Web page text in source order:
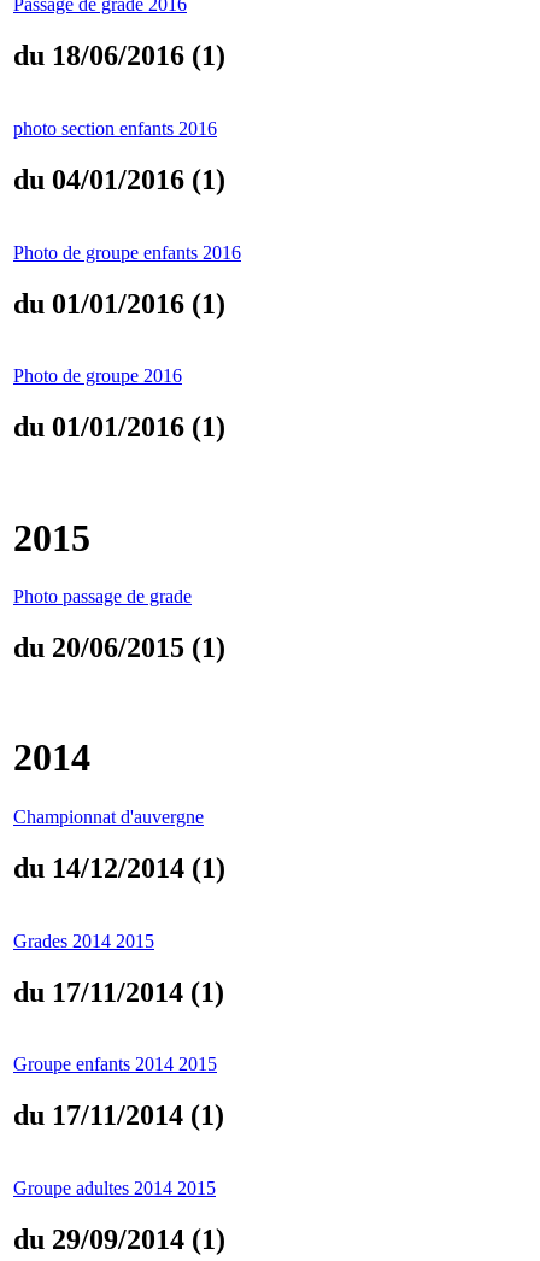
Passage de grade 2016
du 18/06/2016 (1)
photo section enfants 2016
du 04/01/2016 (1)
Photo de groupe enfants 2016
du 01/01/2016 (1)
Photo de groupe 2016
du 01/01/2016 (1)
2015
Photo passage de grade
du 20/06/2015 (1)
2014
Championnat d'auvergne
du 14/12/2014 (1)
Grades 2014 2015
du 17/11/2014 (1)
Groupe enfants 2014 2015
du 17/11/2014 (1)
Groupe adultes 2014 2015
du 29/09/2014 (1)